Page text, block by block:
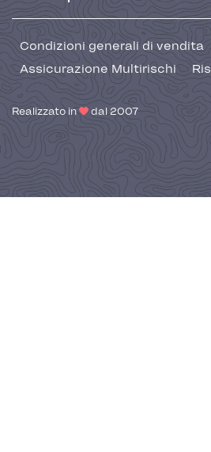
Condizioni generali di vendita
Assicurazione Multirischi
Realizzato in dal 2007